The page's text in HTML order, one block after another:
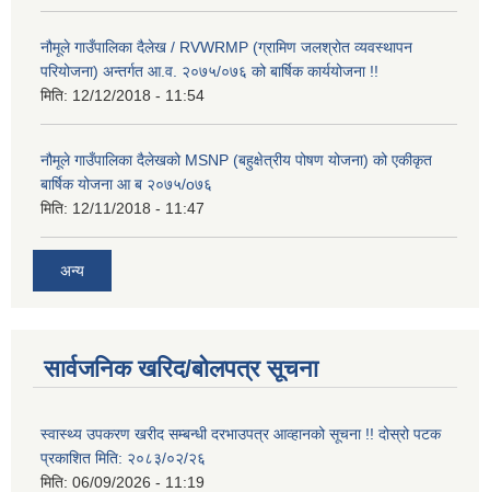
नौमूले गाउँपालिका दैलेख / RVWRMP (ग्रामिण जलश्रोत व्यवस्थापन
परियोजना) अन्तर्गत आ.व. २०७५/०७६ को बार्षिक कार्ययोजना !!
मिति: 12/12/2018 - 11:54
नौमूले गाउँपालिका दैलेखको MSNP (बहुक्षेत्रीय पोषण योजना) को एकीकृत
बार्षिक योजना आ ब २०७५/o७६
मिति: 12/11/2018 - 11:47
अन्य
सार्वजनिक खरिद/बोलपत्र सूचना
स्वास्थ्य उपकरण खरीद सम्बन्धी दरभाउपत्र आव्हानको सूचना !! दोस्रो पटक
प्रकाशित मिति: २०८३/०२/२६
मिति: 06/09/2026 - 11:19